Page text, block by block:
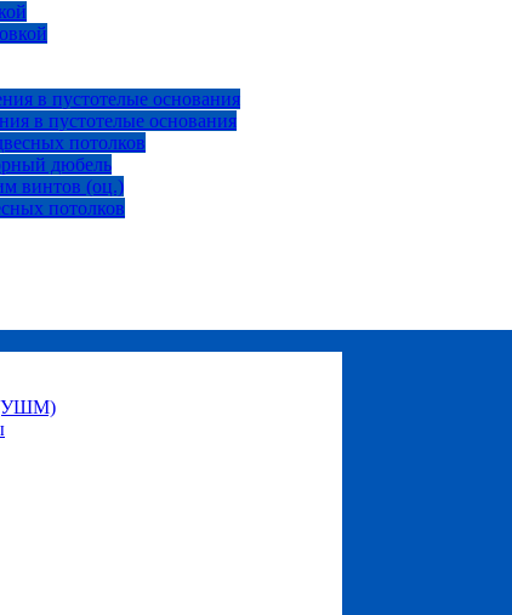
в пустотелые основания
в пустотелые основания
потолков
дюбель
винтов (оц.)
потолков
(УШМ)